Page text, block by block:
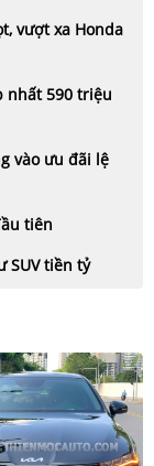
vượt xa Honda
nhất 590 triệu
vào ưu đãi lệ
tiên
SUV tiền tỷ